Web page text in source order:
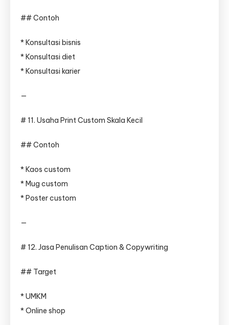
## Contoh
* Konsultasi bisnis
* Konsultasi diet
* Konsultasi karier
—
# 11. Usaha Print Custom Skala Kecil
## Contoh
* Kaos custom
* Mug custom
* Poster custom
—
# 12. Jasa Penulisan Caption & Copywriting
## Target
* UMKM
* Online shop